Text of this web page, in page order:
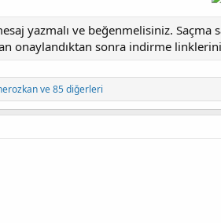
yazmalı ve beğenmelisiniz. Saçma
onaylandıktan sonra indirme
ve 85 diğerleri